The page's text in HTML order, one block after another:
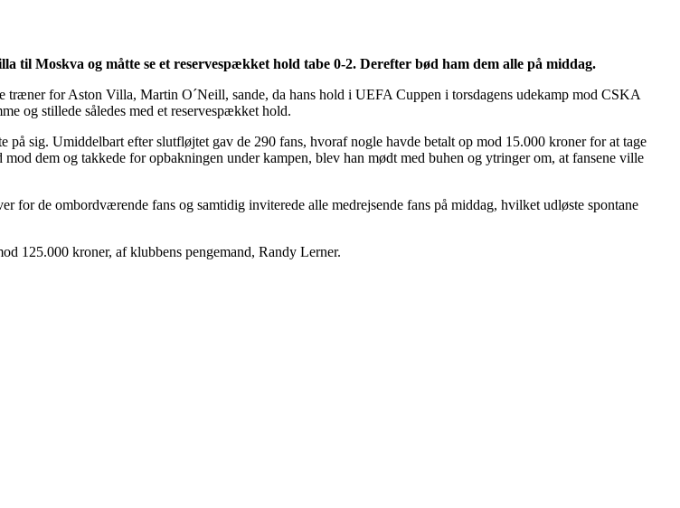
til Moskva og måtte se et reservespækket hold tabe 0-2. Derefter bød ham dem alle på middag.
træner for Aston Villa, Martin O´Neill, sande, da hans hold i UEFA Cuppen i torsdagens udekamp mod CSKA
og stillede således med et reservespækket hold.
sig. Umiddelbart efter slutfløjtet gav de 290 fans, hvoraf nogle havde betalt op mod 15.000 kroner for at tage
dem og takkede for opbakningen under kampen, blev han mødt med buhen og ytringer om, at fansene ville
de ombordværende fans og samtidig inviterede alle medrejsende fans på middag, hvilket udløste spontane
125.000 kroner, af klubbens pengemand, Randy Lerner.